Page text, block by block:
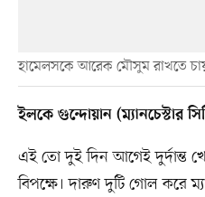
হামেলসকে আরেক মৌসুম রাখতে চায়
ইলকে গুন্দোয়ান (ম্যানচেস্টার
এই তো দুই দিন আগেই দুর্দান্ত
বিপক্ষে। দারুণ দুটি গোল করে